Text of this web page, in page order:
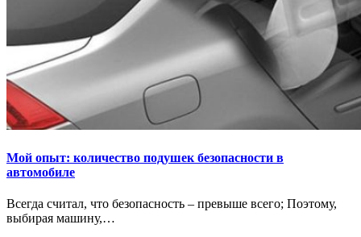
Мой опыт: количество подушек безопасности в
автомобиле
Всегда считал, что безопасность – превыше всего; Поэтому,
выбирая машину,…